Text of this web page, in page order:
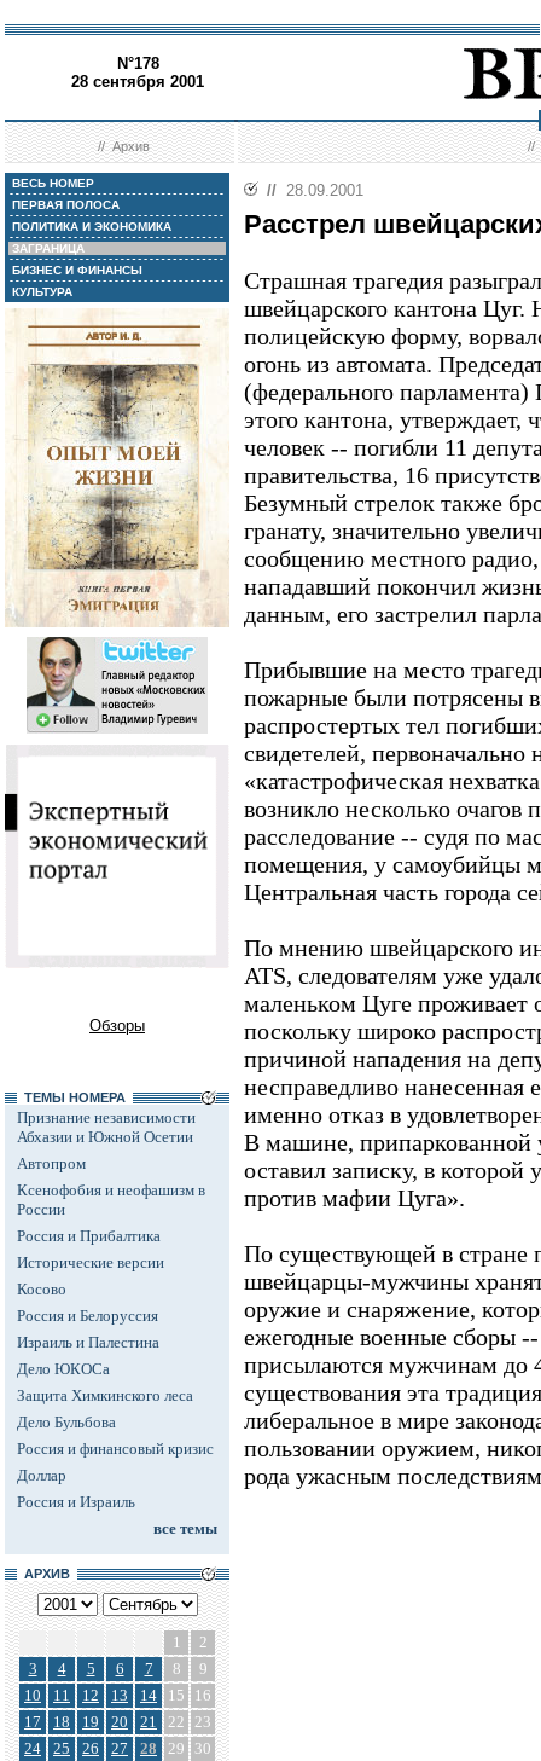
N°178
28 сентября 2001
//Архив //
ВЕСЬ НОМЕР
ПЕРВАЯ ПОЛОСА
ПОЛИТИКА И ЭКОНОМИКА
ЗАГРАНИЦА
БИЗНЕС И ФИНАНСЫ
КУЛЬТУРА
Обзоры
ТЕМЫ НОМЕРА
Признание независимости
Абхазии и Южной Осетии
Автопром
Ксенофобия и неофашизм в
России
Россия и Прибалтика
Исторические версии
Косово
Россия и Белоруссия
Израиль и Палестина
Дело ЮКОСа
Защита Химкинского леса
Дело Бульбова
Россия и финансовый кризис
Доллар
Россия и Израиль
все темы
АРХИВ
1
2
3
4 5 6 7 8
9
10
11 12 13 14 15
16
17
18 19 20 21 22 23
24
25 26 27 28 29 30
// 28.09.2001
Расстрел
Страшная трагедия
швейцарского кантона Цуг.
полицейскую форму,
огонь из автомата.
(федерального
этого кантона, утверждает,
человек -- погибли 11
правительства, 16
Безумный стрелок также
гранату, значительно
сообщению местного радио,
нападавший покончил
данным, его застрелил
Прибывшие на место
пожарные были потрясены
распростертых тел
свидетелей, первоначально
«катастрофическая
возникло несколько
расследование -- судя по
помещения, у самоубийцы
Центральная часть города
По мнению швейцарского
ATS, следователям уже
маленьком Цуге проживает
поскольку широко
причиной нападения на
несправедливо
именно отказ в
В машине, припаркованной
оставил записку, в которой
против мафии Цуга».
По существующей в стране
швейцарцы-мужчины
оружие и снаряжение,
ежегодные военные сборы
присылаются мужчинам до
существования эта
либеральное в мире
пользовании оружием,
рода ужасным